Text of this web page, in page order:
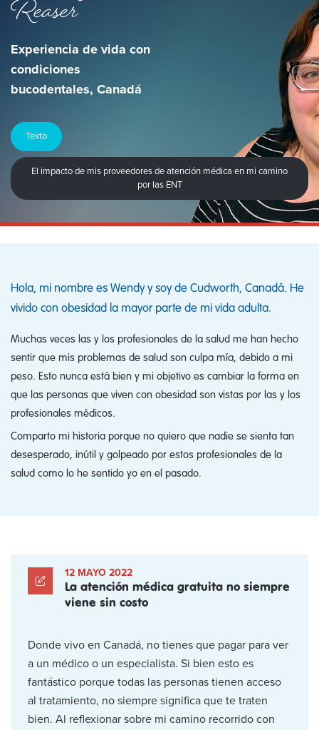
Reaser
Experiencia de vida con
condiciones
bucodentales, Canadá
Texto
El impacto de mis proveedores de atención médica en mi camino
por las ENT
Hola, mi nombre es Wendy y soy de Cudworth, Canadá. He
vivido con obesidad la mayor parte de mi vida adulta.
Muchas veces las y los profesionales de la salud me han hecho
sentir que mis problemas de salud son culpa mía, debido a mi
peso. Esto nunca está bien y mi objetivo es cambiar la forma en
que las personas que viven con obesidad son vistas por las y los
profesionales médicos.
Comparto mi historia porque no quiero que nadie se sienta tan
desesperado, inútil y golpeado por estos profesionales de la
salud como lo he sentido yo en el pasado.
12 MAYO 2022
La atención médica gratuita no siempre
viene sin costo
Donde vivo en Canadá, no tienes que pagar para ver
a un médico o un especialista. Si bien esto es
fantástico porque todas las personas tienen acceso
al tratamiento, no siempre significa que te traten
bien. Al reflexionar sobre mi camino recorrido con